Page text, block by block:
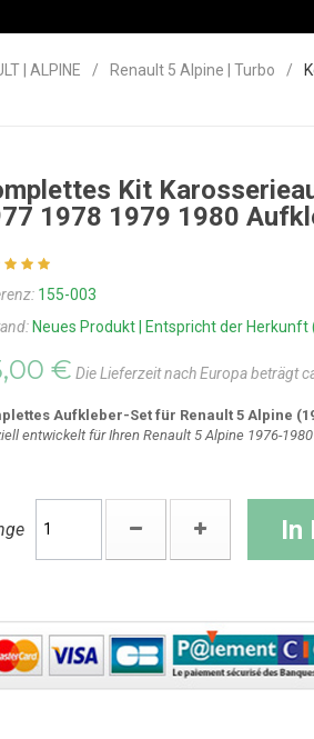
| ALPINE Renault 5 Alpine | Turbo
Kit
1978 1979 1980
155-003
Neues Produkt | Entspricht der
€ Die Lieferzeit nach Europa beträgt
Aufkleber-Set für Renault 5 Alpine
entwickelt für Ihren Renault 5 Alpine 1976-1980
In